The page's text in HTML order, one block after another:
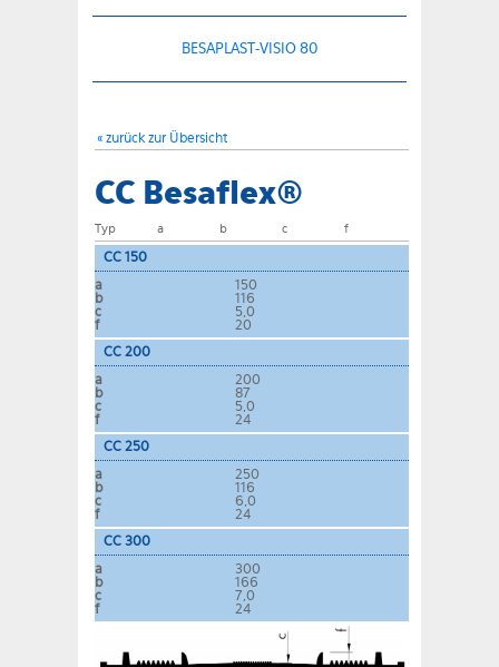
BESAPLAST-VISIO 80
« zurück zur Übersicht
CC Besaflex®
Typ a b c f
CC 150
a
150
b
116
c
5,0
f
20
CC 200
a
200
b
87
c
5,0
f
24
CC 250
a
250
b
116
c
6,0
f
24
CC 300
a
300
b
166
c
7,0
f
24